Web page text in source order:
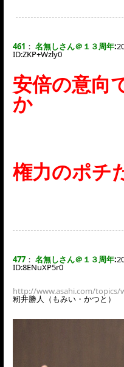
461 ： 名無しさん＠１３周年:
ID:ZKP+Wzly0
安倍の意向
か
権力のポチ
477 ： 名無しさん＠１３周年:
ID:8ENuXP5r0
http://www.asahi.com/topics/
籾井勝人（もみい・かつと）